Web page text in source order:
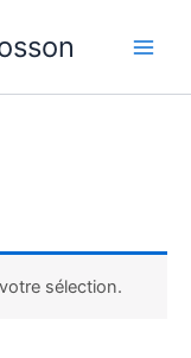
sélection.